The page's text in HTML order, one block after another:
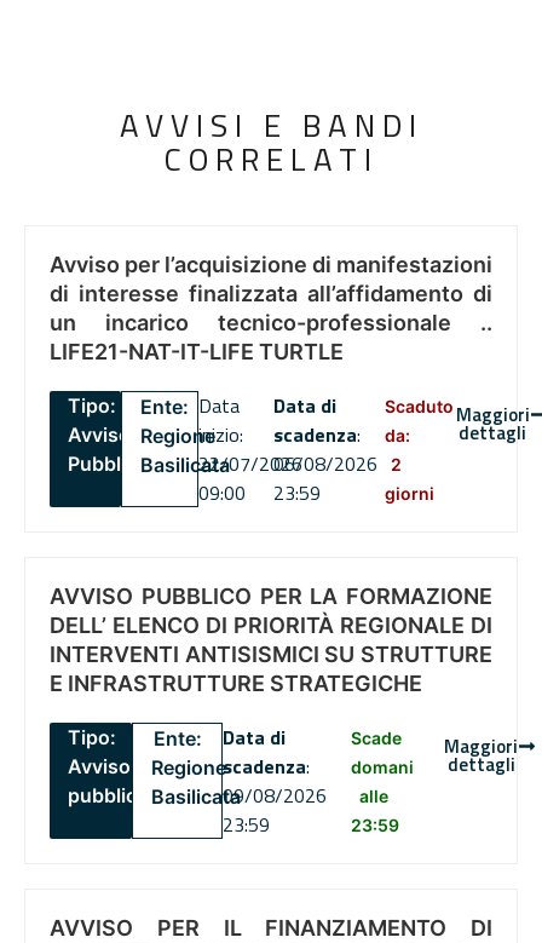
AVVISI E BANDI
CORRELATI
Avviso per l’acquisizione di manifestazioni
di interesse finalizzata all’affidamento di
un incarico tecnico-professionale ..
LIFE21-NAT-IT-LIFE TURTLE
Tipo:
Avviso
Pubblico
Ente:
Regione
Basilicata
Data
inizio:
22/07/2026
09:00
Data di
scadenza:
06/08/2026
23:59
Scaduto
da:
2
giorni
Maggiori
dettagli
AVVISO PUBBLICO PER LA FORMAZIONE
DELL’ ELENCO DI PRIORITÀ REGIONALE DI
INTERVENTI ANTISISMICI SU STRUTTURE
E INFRASTRUTTURE STRATEGICHE
Tipo:
Avviso
pubblico
Ente:
Regione
Basilicata
Data di
scadenza:
09/08/2026
23:59
Scade
domani
alle
23:59
Maggiori
dettagli
AVVISO PER IL FINANZIAMENTO DI